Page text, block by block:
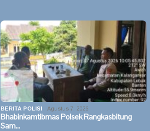
BERITA POLISI Agustus 7, 2026
Bhabinkamtibmas Polsek Rangkasbitung
Sam…